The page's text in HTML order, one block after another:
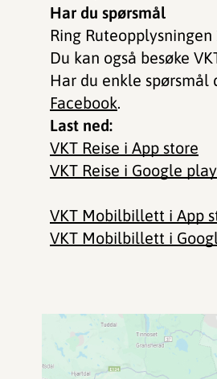
Har du spørsmål
Ring
Du kan også besøke
Har du enkle spørsmål
Facebook.
Last ned:
VKT Reise i App store
VKT Reise i Google play
VKT Mobilbillett i App
VKT Mobilbillett i